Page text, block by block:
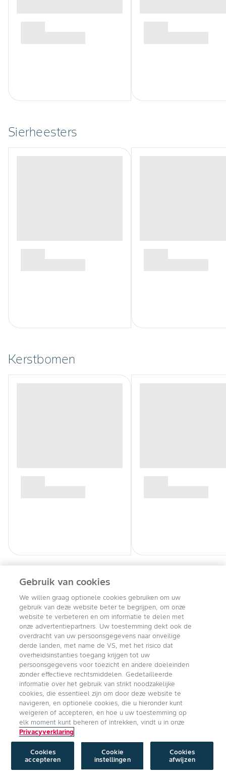
Sierheesters
Kerstbomen
Heide soorten
Gebruik van cookies
We willen graag optionele cookies gebruiken om uw
gebruik van deze website beter te begrijpen, om onze
website te verbeteren en om informatie te delen met
onze advertentiepartners. Uw toestemming dekt ook de
overdracht van uw persoonsgegevens naar onveilige
derde landen, met name de VS, met het risico dat
overheidsinstanties toegang krijgen tot uw
persoonsgegevens voor toezicht en andere doeleinden
zonder effectieve rechtsmiddelen. Gedetailleerde
informatie over het gebruik van strikt noodzakelijke
cookies, die essentieel zijn om door deze website te
navigeren, en optionele cookies, die u hieronder kunt
weigeren of accepteren, en hoe u uw toestemming op
elk moment kunt beheren of intrekken, vindt u in onze
Privacyverklaring
Cookie
instellingen
Cookies
afwijzen
Cookies
accepteren